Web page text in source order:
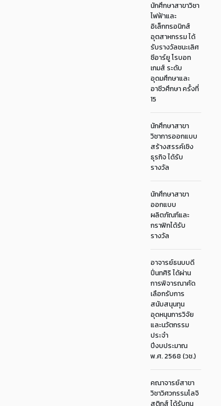
นักศึกษาสาขาวิชา
ไฟฟ้าและ
อิเล็กทรอนิกส์
อุตสาหกรรม ได้
รับรางวัลชนะเลิศ
ซีอาร์ยู โรบอท
เกมส์ ระดับ
อุดมศึกษาและ
อาชีวศึกษา ครั้งที่
15
นักศึกษาสาขา
วิชาการออกแบบ
สร้างสรรค์เชิง
ธุรกิจ ได้รับ
รางวัล
นักศึกษาสาขา
ออกแบบ
ผลิตภัณฑ์และ
กราฟิกได้รับ
รางวัล
อาจารย์ธนบบดี
ปิ่นทศิริ ได้ผ่าน
การพิจารณาคัด
เลือกรับการ
สนับสนุนทุน
อุดหนุนการวิจัย
และนวัตกรรม
ประจำ
ปีงบประมาณ
พ.ศ. 2568 (วช.)
คณาจารย์สาขา
วิชาวิศวกรรมโลจิ
สติกส์ ได้รับทุน